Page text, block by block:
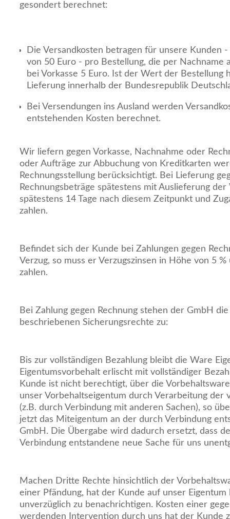
gesondert berechnet:
Die Versandkosten betragen für unsere Kunden
von 50 Euro - pro Bestellung, die per Nachname
bei Vorkasse 5 Euro. Ist der Wert der Bestellung
Lieferung innerhalb der Bundesrepublik
Bei Versendungen ins Ausland werden
entstehenden Kosten berechnet.
Wir liefern gegen Vorkasse, Nachnahme oder
oder Aufträge zur Abbuchung von Kreditkarten
Rechnungsstellung berücksichtigt. Bei Lieferung
Rechnungsbeträge spätestens mit Auslieferung
spätestens 14 Tage nach diesem Zeitpunkt und
zahlen.
Befindet sich der Kunde bei Zahlungen gegen
Verzug, so muss er Verzugszinsen in Höhe von 5 %
zahlen.
Bei Zahlung gegen Rechnung stehen der GmbH
beschriebenen Sicherungsrechte zu:
Bis zur vollständigen Bezahlung bleibt die Ware
Eigentumsvorbehalt erlischt mit vollständiger
Kunde ist nicht berechtigt, über die
unser Vorbehaltseigentum durch Verarbeitung der
(z.B. durch Verbindung mit anderen Sachen), so
jetzt das Miteigentum an der durch Verbindung
GmbH. Die Übergabe wird dadurch ersetzt, dass
Verbindung entstandene neue Sache für uns
Machen Dritte Rechte hinsichtlich der
einer Pfändung, hat der Kunde auf unser Eigentum
unverzüglich zu benachrichtigen. Kosten einer
werdenden Intervention durch uns hat der Kunde